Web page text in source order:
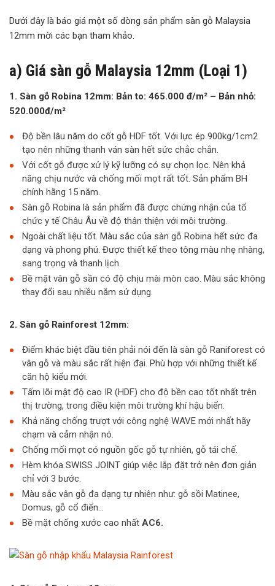
Dưới đây là báo giá một số dòng sản phẩm sàn gỗ Malaysia
12mm mời các bạn tham khảo.
a) Giá sàn gỗ Malaysia 12mm (Loại 1)
1. Sàn gỗ Robina 12mm: Bản to: 465.000 đ/m² – Bản nhỏ:
520.000đ/m²
Độ bền lâu năm do cốt gỗ HDF tốt. Với lực ép 900kg/1cm2
tạo nên những thanh ván sàn hết sức chắc chắn.
Với cốt gỗ được xử lý kỹ lưỡng có sự chọn lọc. Nên khả
năng chịu nước và chống mối mọt rất tốt. Sản phẩm BH
chính hãng 15 năm.
Sàn gỗ Robina là sản phẩm đã được chứng nhận của tổ
chức y tế Châu Âu về độ thân thiện với môi trường.
Ngoài chất liệu tốt. Màu sắc của sàn gỗ Robina hết sức đa
dạng và phong phú. Được thiết kế theo tông màu nhẹ nhàng,
sang trọng và thanh lịch.
Bề mặt vân gỗ sần có độ chịu mài mòn cao. Màu sắc không
thay đổi sau nhiều năm sử dụng.
2. Sàn gỗ Rainforest 12mm:
Điểm khác biệt đầu tiên phải nói đến là sàn gỗ Raniforest có
vân gỗ và màu sắc rất hiện đại. Phù hợp với những thiết kế
căn hộ kiểu mới.
Tấm lõi mật độ cao IR (HDF) cho độ bền cao tốt nhất trên
thị trường, trong điều kiện môi trường khí hậu biển.
Khả năng chống trượt với công nghệ WAVE mới nhất hãy
chạm và cảm nhận nó.
Chống mối mọt có nguồn gốc gỗ tự nhiên, gỗ tái chế.
Hèm khóa SWISS JOINT giúp việc lắp đặt trở nên đơn giản
chỉ với 3 bước.
Màu sắc vân gỗ đa dạng tự nhiên như: gỗ sồi Matinee,
Domus, gỗ cổ điển…
Bề mặt chống xước cao nhất AC6.